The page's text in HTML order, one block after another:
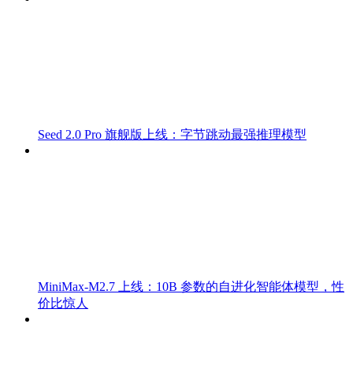
Seed 2.0 Pro 旗舰版上线：字节跳动最强推理模型
MiniMax-M2.7 上线：10B 参数的自进化智能体模型，性
价比惊人